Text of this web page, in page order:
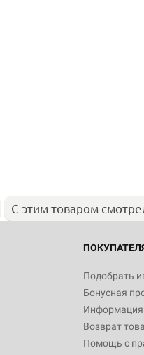
С этим товаром
Подобрать
Бонусная
Информация
Возврат
Помощь с